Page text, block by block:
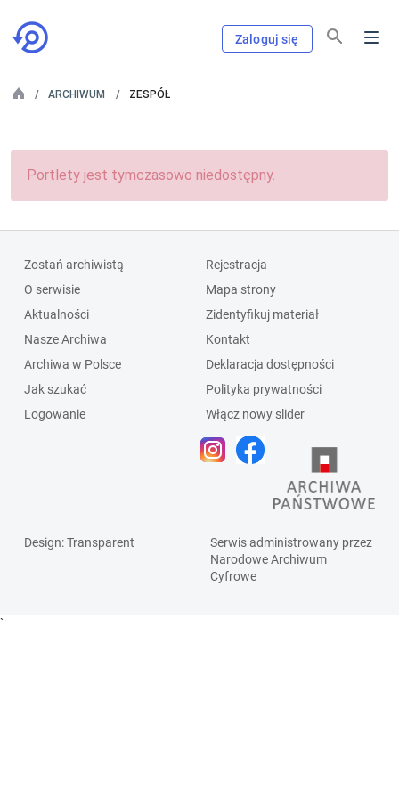
Zaloguj się
ARCHIWUM ZESPÓŁ
Portlety jest tymczasowo niedostępny.
Zostań archiwistą
O serwisie
Aktualności
Nasze Archiwa
Archiwa w Polsce
Jak szukać
Logowanie
Rejestracja
Mapa strony
Zidentyfikuj materiał
Kontakt
Deklaracja dostępności
Polityka prywatności
Włącz nowy slider
Design: Transparent
Serwis administrowany przez
Narodowe Archiwum
Cyfrowe
`